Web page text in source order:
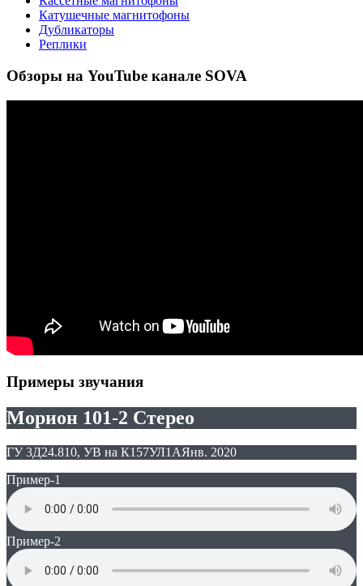
Катушечные магнитофоны
Дубликаторы
Реплики
Обзоры на YouTube канале SOVA
Примеры звучания
Морион 101-2 Стерео
ГУ 3Д24.810, УВ на К157УЛ1АЯнв. 2020
Пример-1
Пример-2